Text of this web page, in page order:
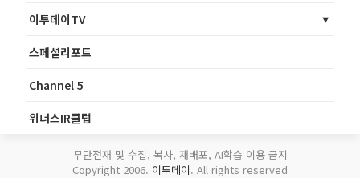
이투데이TV
스페셜리포트
Channel 5
위너스IR클럽
무단전재 및 수집, 복사, 재배포, AI학습 이용 금지
Copyright 2006. 이투데이. All rights reserved